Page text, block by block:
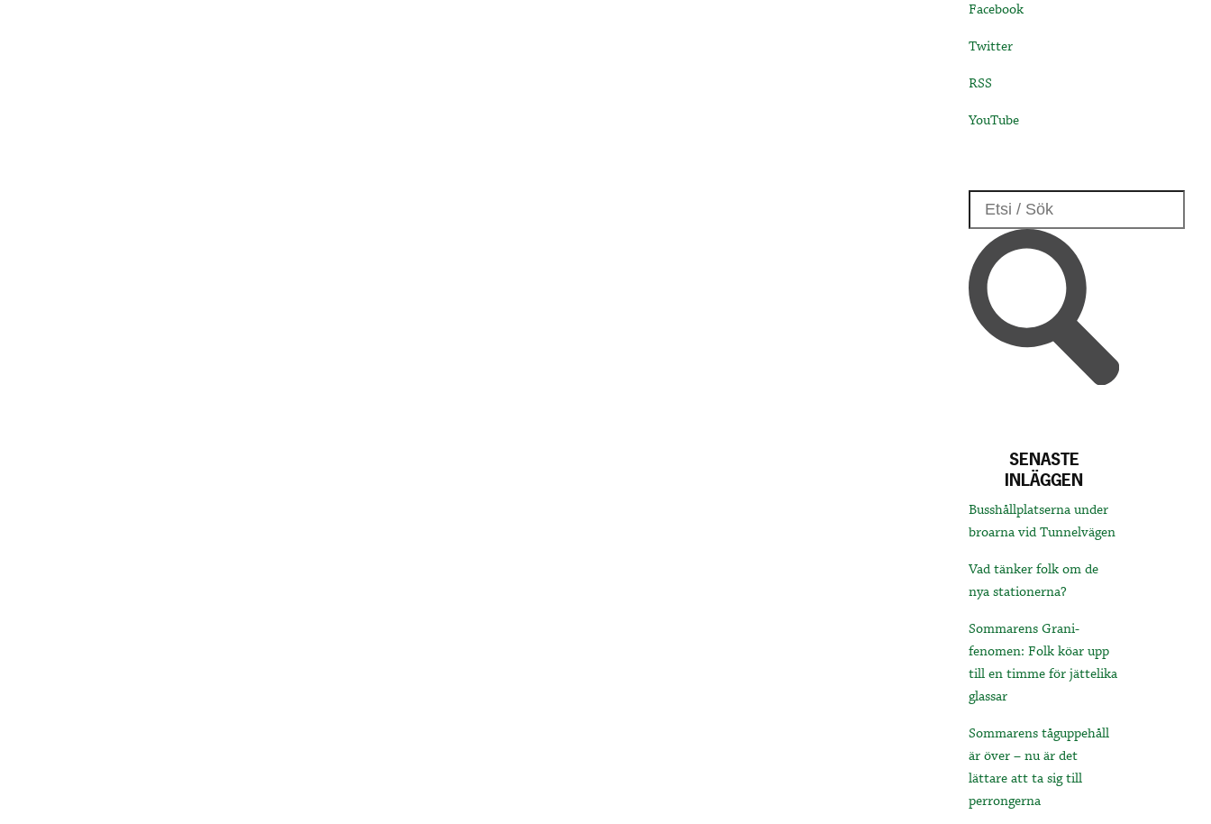
Facebook
Twitter
RSS
YouTube
SENASTE
INLÄGGEN
Busshållplatserna under
broarna vid Tunnelvägen
Vad tänker folk om de
nya stationerna?
Sommarens Grani-
fenomen: Folk köar upp
till en timme för jättelika
glassar
Sommarens tåguppehåll
är över – nu är det
lättare att ta sig till
perrongerna